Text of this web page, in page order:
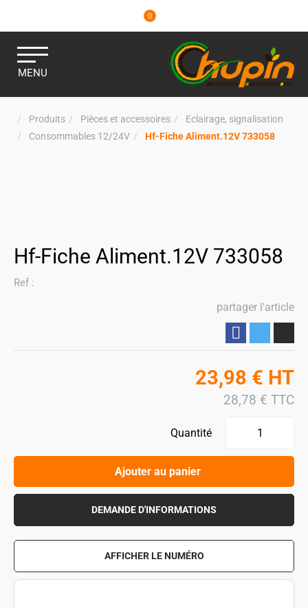
0
MENU
Produits Pièces et accessoires
Eclairage, signalisation
Consommables 12/24V
Hf-Fiche Aliment.12V 733058
Hf-Fiche Aliment.12V 733058
Ref :
partager l'article
23,98 € HT
28,78 € TTC
Quantité
Ajouter au panier
DEMANDE D'INFORMATIONS
AFFICHER LE NUMÉRO